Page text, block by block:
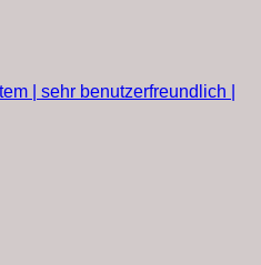
| sehr benutzerfreundlich |